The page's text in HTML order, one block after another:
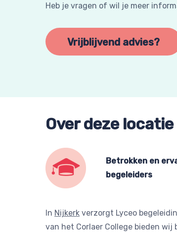
Heb je vragen of wil je meer
Vrijblijvend advies?
Over deze locatie
Betrokken en
begeleiders
In Nijkerk verzorgt Lyceo
van het Corlaer College bieden